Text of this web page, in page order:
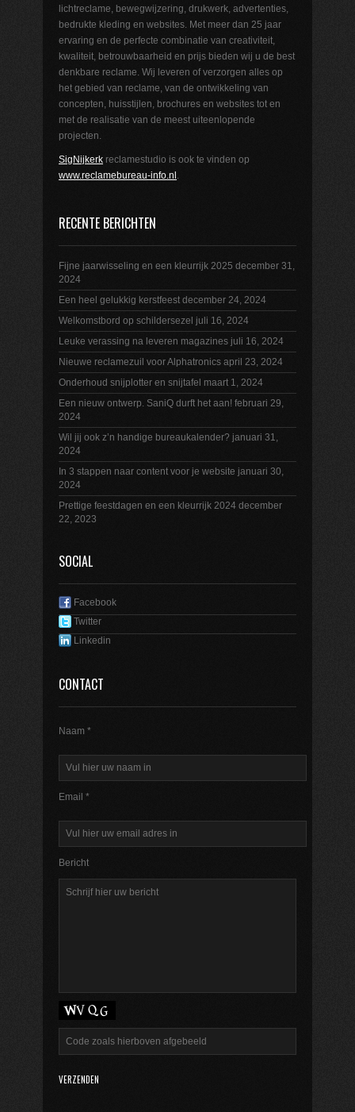
lichtreclame, bewegwijzering, drukwerk, advertenties,
bedrukte kleding en websites. Met meer dan 25 jaar
ervaring en de perfecte combinatie van creativiteit,
kwaliteit, betrouwbaarheid en prijs bieden wij u de best
denkbare reclame. Wij leveren of verzorgen alles op
het gebied van reclame, van de ontwikkeling van
concepten, huisstijlen, brochures en websites tot en
met de realisatie van de meest uiteenlopende
projecten.
SigNijkerk reclamestudio is ook te vinden op
www.reclamebureau-info.nl .
RECENTE BERICHTEN
Fijne jaarwisseling en een kleurrijk 2025 december 31,
2024
Een heel gelukkig kerstfeest december 24, 2024
Welkomstbord op schildersezel juli 16, 2024
Leuke verassing na leveren magazines juli 16, 2024
Nieuwe reclamezuil voor Alphatronics april 23, 2024
Onderhoud snijplotter en snijtafel maart 1, 2024
Een nieuw ontwerp. SaniQ durft het aan! februari 29,
2024
Wil jij ook z’n handige bureaukalender? januari 31,
2024
In 3 stappen naar content voor je website januari 30,
2024
Prettige feestdagen en een kleurrijk 2024 december
22, 2023
SOCIAL
Facebook
Twitter
Linkedin
CONTACT
Naam *
Email *
Bericht